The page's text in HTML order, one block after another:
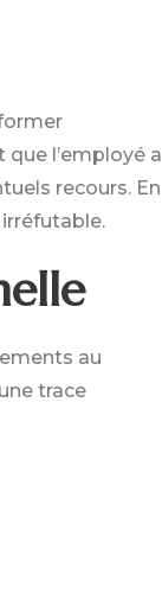
l’employé a
recours. En
au
trace